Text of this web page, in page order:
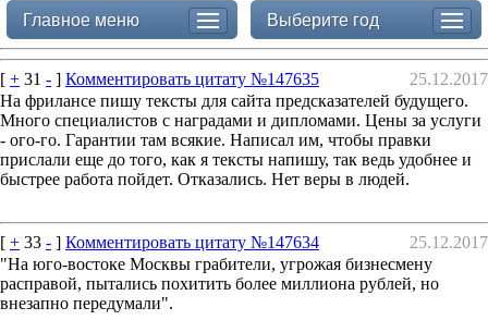
Главное меню
Выберите год
[ + 31 - ] Комментировать цитату №147635
25.12.2017
На фрилансе пишу тексты для сайта предсказателей будущего.
Много специалистов с наградами и дипломами. Цены за услуги
- ого-го. Гарантии там всякие. Написал им, чтобы правки
прислали еще до того, как я тексты напишу, так ведь удобнее и
быстрее работа пойдет. Отказались. Нет веры в людей.
[ + 33 - ] Комментировать цитату №147634
25.12.2017
"На юго-востоке Москвы грабители, угрожая бизнесмену
расправой, пытались похитить более миллиона рублей, но
внезапно передумали".